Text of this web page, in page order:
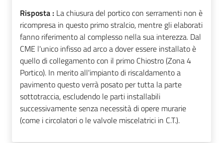
Risposta : La chiusura del portico con serramenti non è
ricompresa in questo primo stralcio, mentre gli elaborati
fanno riferimento al complesso nella sua interezza. Dal
CME l'unico infisso ad arco a dover essere installato è
quello di collegamento con il primo Chiostro (Zona 4
Portico). In merito all'impianto di riscaldamento a
pavimento questo verrà posato per tutta la parte
sottotraccia, escludendo le parti installabili
successivamente senza necessità di opere murarie
(come i circolatori o le valvole miscelatrici in C.T.).